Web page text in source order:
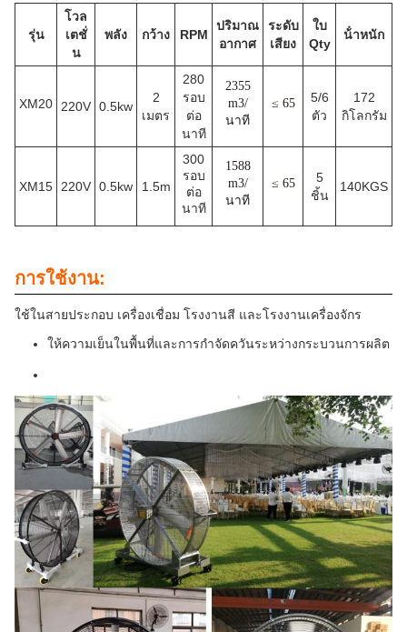
รุ่น
โวล
เตชั่
น
พลัง กว้าง RPM
ปริมาณ
อากาศ
ระดับ
เสียง
ใบ
Qty
น้ําหนัก
XM20 220V 0.5kw
2
เมตร
280
รอบ
ต่อ
นาที
2355
m3/
นาที
≤ 65
5/6
ตัว
172
กิโลกรัม
XM15 220V 0.5kw 1.5m
300
รอบ
ต่อ
นาที
1588
m3/
นาที
≤ 65
5
ชิ้น
140KGS
การใช้งาน:
ใช้ในสายประกอบ เครื่องเชื่อม โรงงานสี และโรงงานเครื่องจักร
ให้ความเย็นในพื้นที่และการกําจัดควันระหว่างกระบวนการผลิต